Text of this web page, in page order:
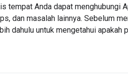
tempat Anda dapat menghubungi
dan masalah lainnya. Sebelum
dahulu untuk mengetahui apakah